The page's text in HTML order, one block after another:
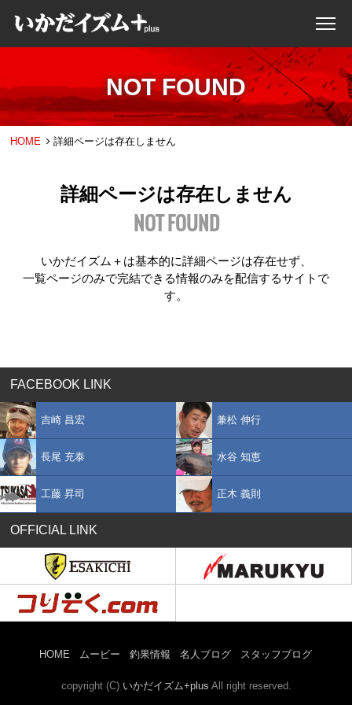
NOT FOUND
HOME 詳細ページは存在しません
詳細ページは存在しません
NOT FOUND
いかだイズム＋は基本的に詳細ページは存在せず、
一覧ページのみで完結できる情報のみを配信するサイトで
す。
FACEBOOK LINK
吉崎 昌宏 兼松 伸行
長尾 充泰 水谷 知恵
工藤 昇司 正木 義則
OFFICIAL LINK
HOME ムービー 釣果情報 名人ブログ スタッフブログ
copyright (C) いかだイズム+plus All right reserved.